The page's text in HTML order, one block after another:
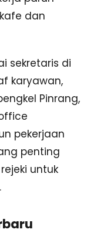
dan
sekretaris di
karyawan,
Pinrang,
pekerjaan
penting
untuk